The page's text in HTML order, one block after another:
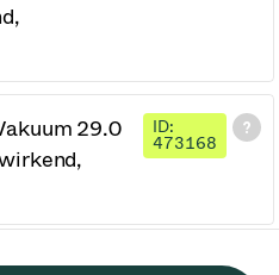
29.0
ID:
473168